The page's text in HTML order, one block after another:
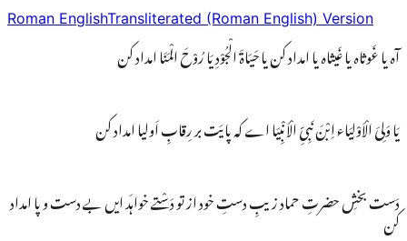
Roman EnglishTransliterated (Roman English) Version
آہ یا غَوثاہ یا غَیثاہ یا امداد کن یا حَیَاۃَ الْجُوْدِ یَا رُوْحَ الْمَنَا امداد کن
یَا وَلِیَ الْاَوْلِیَاء اِبْنَ نَبِیِّ الْاَنْبِیَا اے کہ پایَت بر رِقابِ اَولیا امداد کن
دَست بخشِ حضرتِ حماد زیبِ دستِ خود از تو دَسْتے خواہَد ایں بے دست و پا امداد
کن